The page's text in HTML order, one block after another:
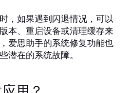
，如果遇到闪退情况，可以
本、重启设备或清理缓存来
爱思助手的系统修复功能也
潜在的系统故障。